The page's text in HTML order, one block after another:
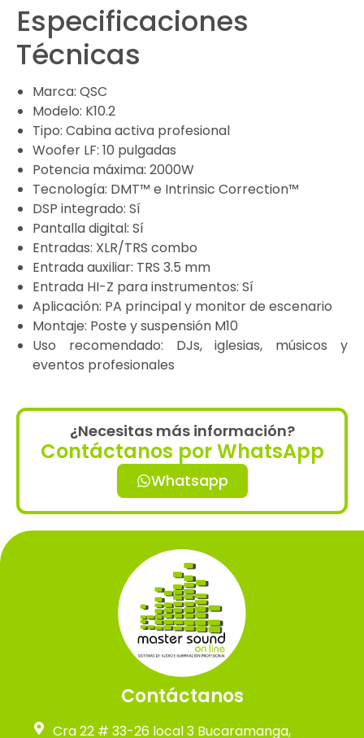
Especificaciones
Técnicas
Marca: QSC
Modelo: K10.2
Tipo: Cabina activa profesional
Woofer LF: 10 pulgadas
Potencia máxima: 2000W
Tecnología: DMT™ e Intrinsic Correction™
DSP integrado: Sí
Pantalla digital: Sí
Entradas: XLR/TRS combo
Entrada auxiliar: TRS 3.5 mm
Entrada HI-Z para instrumentos: Sí
Aplicación: PA principal y monitor de escenario
Montaje: Poste y suspensión M10
Uso recomendado: DJs, iglesias, músicos y
eventos profesionales
¿Necesitas más información?
Contáctanos por WhatsApp
Whatsapp
Contáctanos
Cra 22 # 33-26 local 3 Bucaramanga,